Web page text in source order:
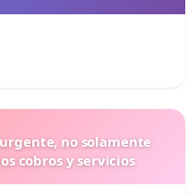
no solamente
cobros y servicios